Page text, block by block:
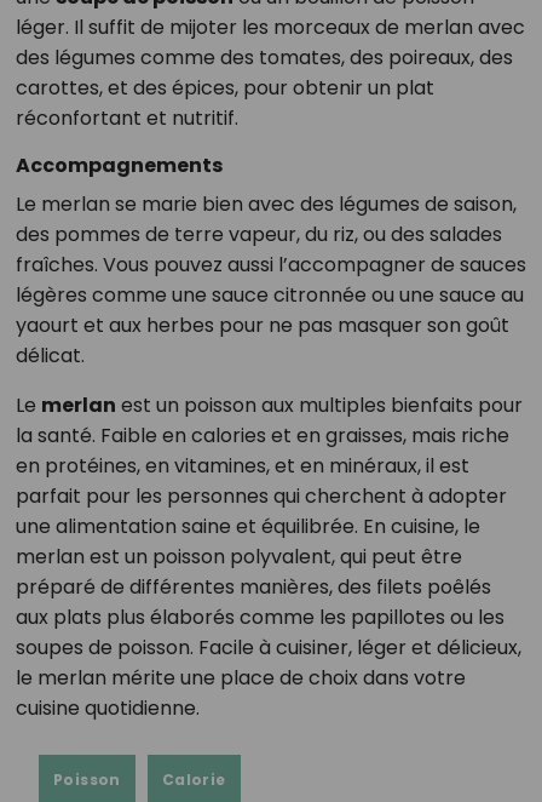
léger. Il suffit de mijoter les morceaux de merlan avec
des légumes comme des tomates, des poireaux, des
carottes, et des épices, pour obtenir un plat
réconfortant et nutritif.
Accompagnements
Le merlan se marie bien avec des légumes de saison,
des pommes de terre vapeur, du riz, ou des salades
fraîches. Vous pouvez aussi l’accompagner de sauces
légères comme une sauce citronnée ou une sauce au
yaourt et aux herbes pour ne pas masquer son goût
délicat.
Le merlan est un poisson aux multiples bienfaits pour
la santé. Faible en calories et en graisses, mais riche
en protéines, en vitamines, et en minéraux, il est
parfait pour les personnes qui cherchent à adopter
une alimentation saine et équilibrée. En cuisine, le
merlan est un poisson polyvalent, qui peut être
préparé de différentes manières, des filets poêlés
aux plats plus élaborés comme les papillotes ou les
soupes de poisson. Facile à cuisiner, léger et délicieux,
le merlan mérite une place de choix dans votre
cuisine quotidienne.
Poisson Calorie